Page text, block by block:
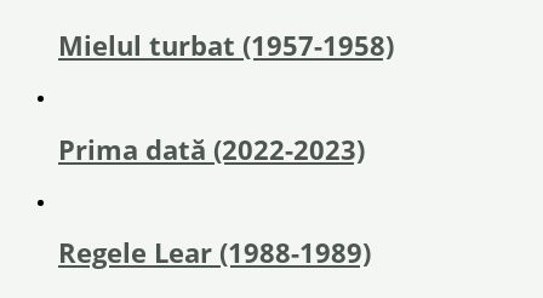
Mielul turbat (1957-1958)
Prima dată (2022-2023)
Regele Lear (1988-1989)